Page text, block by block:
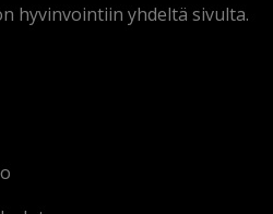
hyvinvointiin yhdeltä sivulta.